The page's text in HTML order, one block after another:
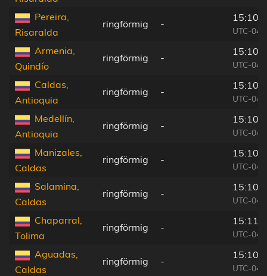
Pereira,
Risaralda
ringförmig -
UTC-
Armenia,
Quindío
ringförmig -
UTC-
Caldas,
Antioquia
ringförmig -
UTC-
Medellín,
Antioquia
ringförmig -
UTC-
Manizales,
Caldas
ringförmig -
UTC-
Salamina,
Caldas
ringförmig -
UTC-
Chaparral,
Tolima
ringförmig -
UTC-
Aguadas,
Caldas
ringförmig -
UTC-